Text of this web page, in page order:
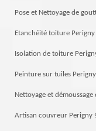
Pose et Nettoyage de
Etanchéité toiture
Isolation de toiture
Peinture sur tuiles
Nettoyage et
Artisan couvreur Perigny